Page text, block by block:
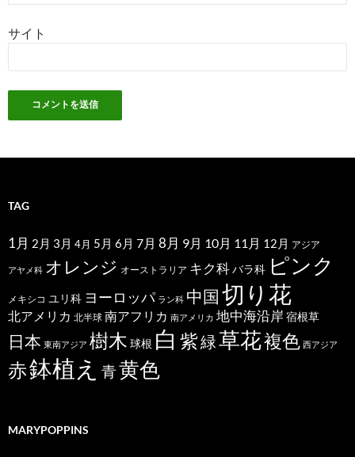
サイト
TAG
1月 2月 3月 4月 5月 6月 7月 8月 9月 10月 11月 12月 アジア
アヤメ科 オレンジ オーストラリア キク科バラ科 ピンク
メキシコ ユリ科 ヨーロッパ ラン科 中国切り花
北アメリカ 北半球 南アフリカ 南アメリカ 地中海沿岸 宿根草
日本 東南アジア 樹木 球根 白 紫緑草花複色 西アジア
赤鉢植え 青黄色
MARYPOPPINS